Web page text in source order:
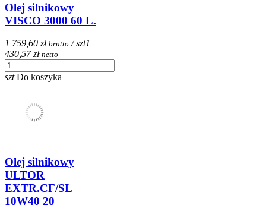
Olej silnikowy
VISCO 3000 60 L.
1 759,60 zł brutto / szt1
430,57 zł netto
szt Do koszyka
Olej silnikowy
ULTOR
EXTR.CF/SL
10W40 20